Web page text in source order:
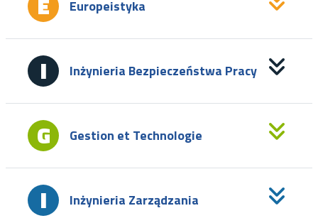
Europeistyka
Inżynieria Bezpieczeństwa Pracy
Gestion et Technologie
Inżynieria Zarządzania